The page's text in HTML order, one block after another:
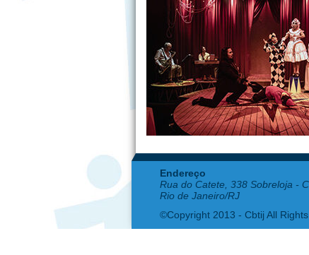
Endereço
Rua do Catete, 338 Sobreloja -
Rio de Janeiro/RJ
©Copyright 2013 - Cbtij All